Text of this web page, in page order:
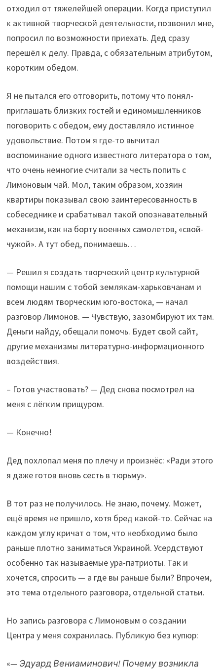
отходил от тяжелейшей операции. Когда приступил
к активной творческой деятельности, позвонил мне,
попросил по возможности приехать. Дед сразу
перешёл к делу. Правда, с обязательным атрибутом,
коротким обедом.
Я не пытался его отговорить, потому что понял-
приглашать близких гостей и единомышленников
поговорить с обедом, ему доставляло истинное
удовольствие. Потом я где-то вычитал
воспоминание одного известного литератора о том,
что очень немногие считали за честь попить с
Лимоновым чай. Мол, таким образом, хозяин
квартиры показывал свою заинтересованность в
собеседнике и срабатывал такой опознавательный
механизм, как на борту военных самолетов, «свой-
чужой». А тут обед, понимаешь…
— Решил я создать творческий центр культурной
помощи нашим с тобой землякам-харьковчанам и
всем людям творческим юго-востока, — начал
разговор Лимонов. — Чувствую, зазомбируют их там.
Деньги найду, обещали помочь. Будет свой сайт,
другие механизмы литературно-информационного
воздействия.
– Готов участвовать? — Дед снова посмотрел на
меня с лёгким прищуром.
— Конечно!
Дед похлопал меня по плечу и произнёс: «Ради этого
я даже готов вновь сесть в тюрьму».
В тот раз не получилось. Не знаю, почему. Может,
ещё время не пришло, хотя бред какой-то. Сейчас на
каждом углу кричат о том, что необходимо было
раньше плотно заниматься Украиной. Усердствуют
особенно так называемые ура-патриоты. Так и
хочется, спросить — а где вы раньше были? Впрочем,
это тема отдельного разговора, отдельной статьи.
Но запись разговора с Лимоновым о создании
Центра у меня сохранилась. Публикую без купюр:
«— Эдуард Вениаминович! Почему возникла